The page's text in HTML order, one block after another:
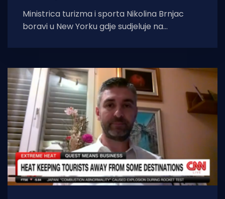
Ministrica turizma i sporta Nikolina Brnjac
boravi u New Yorku gdje sudjeluje na
visokoj